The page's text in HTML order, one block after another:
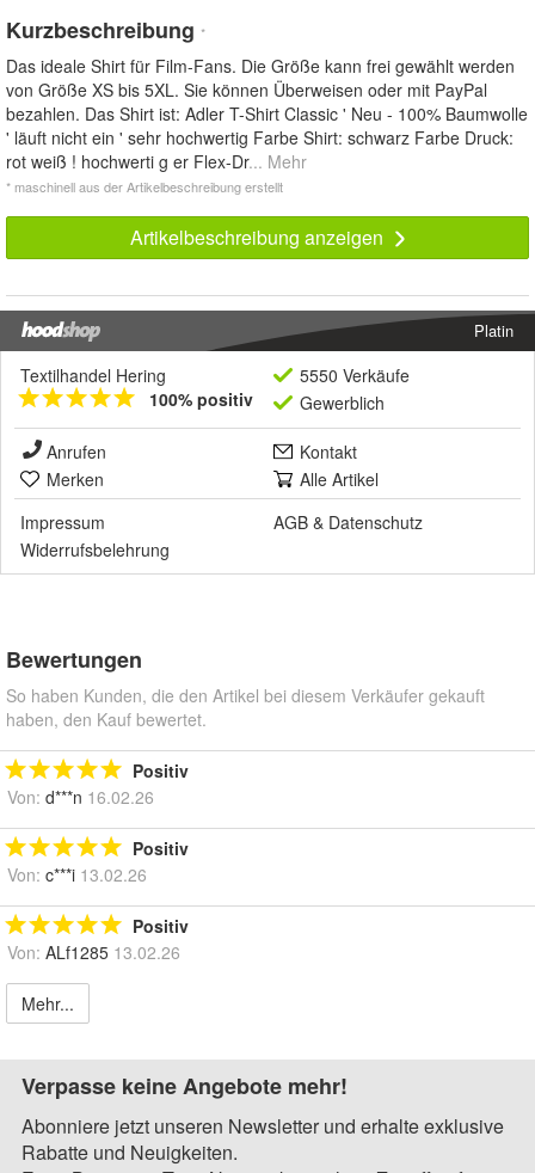
Kurzbeschreibung *
Das ideale Shirt für Film-Fans. Die Größe kann frei gewählt werden
von Größe XS bis 5XL. Sie können Überweisen oder mit PayPal
bezahlen. Das Shirt ist: Adler T-Shirt Classic ' Neu - 100% Baumwolle
' läuft nicht ein ' sehr hochwertig Farbe Shirt: schwarz Farbe Druck:
rot weiß ! hochwerti g er Flex-Dr... Mehr
* maschinell aus der Artikelbeschreibung erstellt
Artikelbeschreibung anzeigen
Platin
Textilhandel Hering
100% positiv
5550 Verkäufe
Gewerblich
Anrufen
Kontakt
Merken
Alle Artikel
Impressum
AGB & Datenschutz
Widerrufsbelehrung
Bewertungen
So haben Kunden, die den Artikel bei diesem Verkäufer gekauft
haben, den Kauf bewertet.
Positiv
Von: d***n 16.02.26
Positiv
Von: c***i 13.02.26
Positiv
Von: ALf1285 13.02.26
Mehr...
Verpasse keine Angebote mehr!
Abonniere jetzt unseren Newsletter und erhalte exklusive
Rabatte und Neuigkeiten.